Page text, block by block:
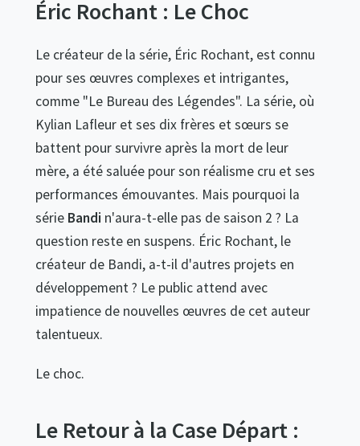
Éric Rochant : Le Choc
Le créateur de la série, Éric Rochant, est connu
pour ses œuvres complexes et intrigantes,
comme "Le Bureau des Légendes". La série, où
Kylian Lafleur et ses dix frères et sœurs se
battent pour survivre après la mort de leur
mère, a été saluée pour son réalisme cru et ses
performances émouvantes. Mais pourquoi la
série Bandi n'aura-t-elle pas de saison 2 ? La
question reste en suspens. Éric Rochant, le
créateur de Bandi, a-t-il d'autres projets en
développement ? Le public attend avec
impatience de nouvelles œuvres de cet auteur
talentueux.
Le choc.
Le Retour à la Case Départ :